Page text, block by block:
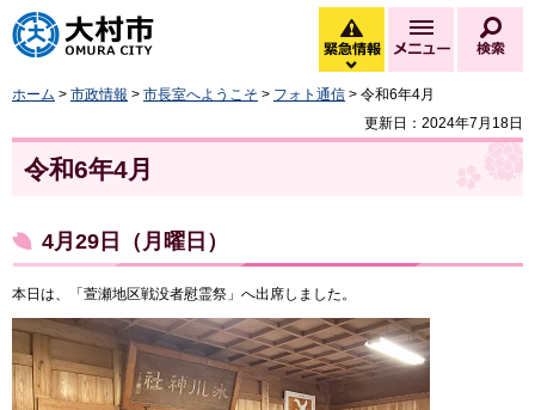
大村市
緊急情報
緊急情報を開く
メニュー
ホーム > 市政情報 > 市長室へようこそ > フォト通信 > 令和6年4月
更新日：2024年7月18日
令和6年4月
4月29日（月曜日）
本日は、「萱瀬地区戦没者慰霊祭」へ出席しました。